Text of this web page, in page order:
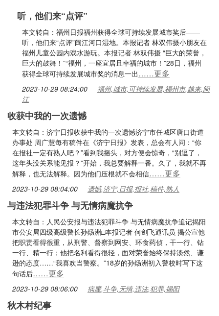
听，他们来“点评”
本文转自：福州日报福州获得全球可持续发展城市奖后——
听，他们来“点评”闽江河口湿地。本报记者 林双伟摄小朋友在
福州儿童公园内戏水游玩。本报记者 林双伟摄 “巨大的荣誉，
巨大的鼓舞！”“福州，一座宜居且幸福的城市！”28日，福州
获得全球可持续发展城市奖的消息一出……更多
2023-10-29 08:24:00
福州,城市,可持续发展,福州市,越来,闽
江
收获中我的一次遗憾
本文转自：济宁日报收获中我的一次遗憾济宁市任城区唐口街道
办事处 周广慧每有稿件在《济宁日报》发表，总会有人问：“你
在报社一定有熟人吧？”看到我摇头，对方便会惊奇，“别逗了，
这年头没关系能见报？”开始，我总要解释一番。久了，我就不再
解释，也无法解释。因为他们压根就不会相信……更多
2023-10-29 08:04:00 遗憾,济宁,日报,报社,稿件,熟人
与违法犯罪斗争 与无情病魔抗争
本文转自：人民公安报与违法犯罪斗争 与无情病魔抗争追记揭阳
市公安局四级高级警长孙炀洲□本报记者 何剑飞通讯员 揭公宣他
把职责看得很重，从刑警、督察到网安、环食药侦，干一行、钻
一行、精一行；他把名利看得很轻，面对荣誉始终保持淡然、谦
逊的态度……“我喜欢当警察。”18岁的孙炀洲初入警校时写下这
句话后……更多
2023-10-29 08:06:00 病魔,斗争,无情,违法,犯罪,揭阳
秋木村纪事